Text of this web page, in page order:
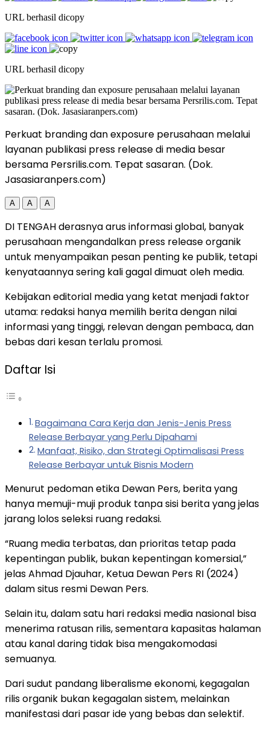
URL berhasil dicopy
URL berhasil dicopy
Perkuat branding dan exposure perusahaan melalui
layanan publikasi press release di media besar
bersama Persrilis.com. Tepat sasaran. (Dok.
Jasasiaranpers.com)
A A A
DI TENGAH derasnya arus informasi global, banyak
perusahaan mengandalkan press release organik
untuk menyampaikan pesan penting ke publik, tetapi
kenyataannya sering kali gagal dimuat oleh media.
Kebijakan editorial media yang ketat menjadi faktor
utama: redaksi hanya memilih berita dengan nilai
informasi yang tinggi, relevan dengan pembaca, dan
bebas dari kesan terlalu promosi.
Daftar Isi
Bagaimana Cara Kerja dan Jenis-Jenis Press
Release Berbayar yang Perlu Dipahami
Manfaat, Risiko, dan Strategi Optimalisasi Press
Release Berbayar untuk Bisnis Modern
Menurut pedoman etika Dewan Pers, berita yang
hanya memuji-muji produk tanpa sisi berita yang jelas
jarang lolos seleksi ruang redaksi.
“Ruang media terbatas, dan prioritas tetap pada
kepentingan publik, bukan kepentingan komersial,”
jelas Ahmad Djauhar, Ketua Dewan Pers RI (2024)
dalam situs resmi Dewan Pers.
Selain itu, dalam satu hari redaksi media nasional bisa
menerima ratusan rilis, sementara kapasitas halaman
atau kanal daring tidak bisa mengakomodasi
semuanya.
Dari sudut pandang liberalisme ekonomi, kegagalan
rilis organik bukan kegagalan sistem, melainkan
manifestasi dari pasar ide yang bebas dan selektif.